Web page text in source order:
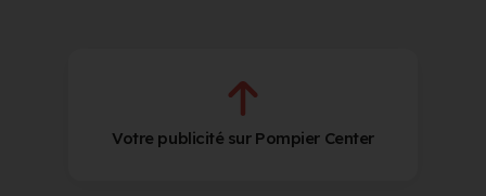
Votre publicité sur Pompier Center